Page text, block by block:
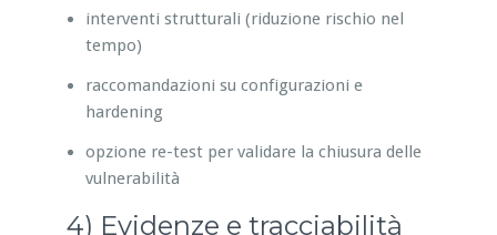
interventi strutturali (riduzione rischio nel
tempo)
raccomandazioni su configurazioni e
hardening
opzione re-test per validare la chiusura delle
vulnerabilità
4) Evidenze e tracciabilità